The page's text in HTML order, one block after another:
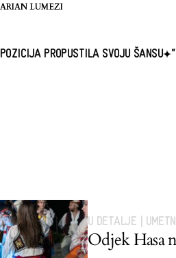
ARIAN LUMEZI
SVOJU ŠANSU “KOSOVO NI
U DETALJE
Odjek Hasa